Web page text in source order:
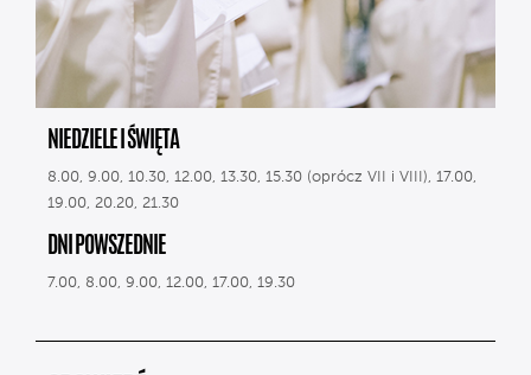
NIEDZIELE I ŚWIĘTA
8.00, 9.00, 10.30, 12.00, 13.30, 15.30 (oprócz VII i VIII), 17.00,
19.00, 20.20, 21.30
DNI POWSZEDNIE
7.00, 8.00, 9.00, 12.00, 17.00, 19.30